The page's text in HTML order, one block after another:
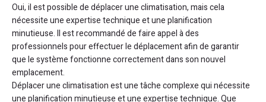
Oui, il est possible de déplacer une climatisation, mais cela
nécessite une expertise technique et une planification
minutieuse. Il est recommandé de faire appel à des
professionnels pour effectuer le déplacement afin de garantir
que le système fonctionne correctement dans son nouvel
emplacement.
Déplacer une climatisation est une tâche complexe qui nécessite
une planification minutieuse et une expertise technique. Que